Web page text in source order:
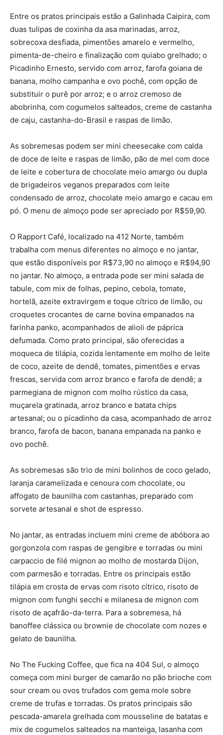
Entre os pratos principais estão a Galinhada Caipira, com
duas tulipas de coxinha da asa marinadas, arroz,
sobrecoxa desfiada, pimentões amarelo e vermelho,
pimenta-de-cheiro e finalização com quiabo grelhado; o
Picadinho Ernesto, servido com arroz, farofa goiana de
banana, molho campanha e ovo pochê, com opção de
substituir o purê por arroz; e o arroz cremoso de
abobrinha, com cogumelos salteados, creme de castanha
de caju, castanha-do-Brasil e raspas de limão.
As sobremesas podem ser mini cheesecake com calda
de doce de leite e raspas de limão, pão de mel com doce
de leite e cobertura de chocolate meio amargo ou dupla
de brigadeiros veganos preparados com leite
condensado de arroz, chocolate meio amargo e cacau em
pó. O menu de almoço pode ser apreciado por R$59,90.
O Rapport Café, localizado na 412 Norte, também
trabalha com menus diferentes no almoço e no jantar,
que estão disponíveis por R$73,90 no almoço e R$94,90
no jantar. No almoço, a entrada pode ser mini salada de
tabule, com mix de folhas, pepino, cebola, tomate,
hortelã, azeite extravirgem e toque cítrico de limão, ou
croquetes crocantes de carne bovina empanados na
farinha panko, acompanhados de alioli de páprica
defumada. Como prato principal, são oferecidas a
moqueca de tilápia, cozida lentamente em molho de leite
de coco, azeite de dendê, tomates, pimentões e ervas
frescas, servida com arroz branco e farofa de dendê; a
parmegiana de mignon com molho rústico da casa,
muçarela gratinada, arroz branco e batata chips
artesanal; ou o picadinho da casa, acompanhado de arroz
branco, farofa de bacon, banana empanada na panko e
ovo pochê.
As sobremesas são trio de mini bolinhos de coco gelado,
laranja caramelizada e cenoura com chocolate, ou
affogato de baunilha com castanhas, preparado com
sorvete artesanal e shot de espresso.
No jantar, as entradas incluem mini creme de abóbora ao
gorgonzola com raspas de gengibre e torradas ou mini
carpaccio de filé mignon ao molho de mostarda Dijon,
com parmesão e torradas. Entre os principais estão
tilápia em crosta de ervas com risoto cítrico, risoto de
mignon com funghi secchi e milanesa de mignon com
risoto de açafrão-da-terra. Para a sobremesa, há
banoffee clássica ou brownie de chocolate com nozes e
gelato de baunilha.
No The Fucking Coffee, que fica na 404 Sul, o almoço
começa com mini burger de camarão no pão brioche com
sour cream ou ovos trufados com gema mole sobre
creme de trufas e torradas. Os pratos principais são
pescada-amarela grelhada com mousseline de batatas e
mix de cogumelos salteados na manteiga, lasanha com